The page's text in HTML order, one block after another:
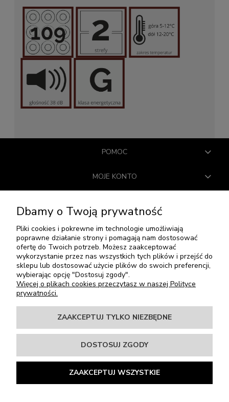
POMOC
MOJE KONTO
INFORMACJE
O NAS
SOCIAL MEDIA
Winiarki Do Zabudowy I Wolnostojące | Winiarki24.pl
71-017 Szczecin
tel: 91 4854776
mail:winiarki24@tres.net.pl
NIP: 8521051978
Dbamy o Twoją prywatność
Pliki cookies i pokrewne im technologie umożliwiają
poprawne działanie strony i pomagają nam dostosować
ofertę do Twoich potrzeb. Możesz zaakceptować
wykorzystanie przez nas wszystkich tych plików i przejść do
sklepu lub dostosować użycie plików do swoich preferencji,
wybierając opcję "Dostosuj zgody".
Więcej o plikach cookies przeczytasz w naszej Polityce
prywatności.
ZAAKCEPTUJ TYLKO NIEZBĘDNE
DOSTOSUJ ZGODY
ZAAKCEPTUJ WSZYSTKIE